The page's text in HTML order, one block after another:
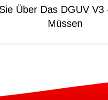
Über Das DGUV V3
Müssen